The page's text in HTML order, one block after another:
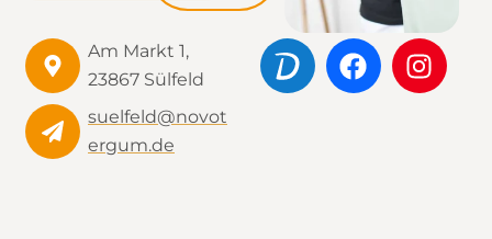
Am Markt 1,
23867 Sülfeld
suelfeld@novot
ergum.de